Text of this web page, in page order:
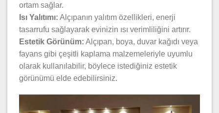
ortam sağlar.
Isı Yalıtımı: Alçıpanın yalıtım özellikleri, enerji
tasarrufu sağlayarak evinizin ısı verimliliğini artırır.
Estetik Görünüm: Alçıpan, boya, duvar kağıdı veya
fayans gibi çeşitli kaplama malzemeleriyle uyumlu
olarak kullanılabilir, böylece istediğiniz estetik
görünümü elde edebilirsiniz.